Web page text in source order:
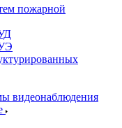
пожарной
видеонаблюдения